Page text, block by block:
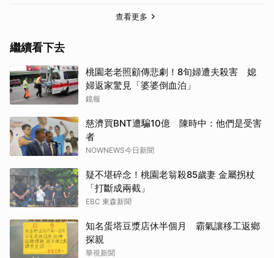
查看更多
繼續看下去
桃園老老照顧傳悲劇！8旬婦遭夫殺害 媳
婦返家驚見「婆婆倒血泊」
鏡報
慈濟買BNT遭騙10億 陳時中：他們是受害
者
NOWNEWS今日新聞
疑不堪碎念！桃園老翁殺85歲妻 金屬拐杖
「打斷成兩截」
EBC 東森新聞
知名蛋塔豆漿店休半個月 霸氣讓移工返鄉
探親
華視新聞